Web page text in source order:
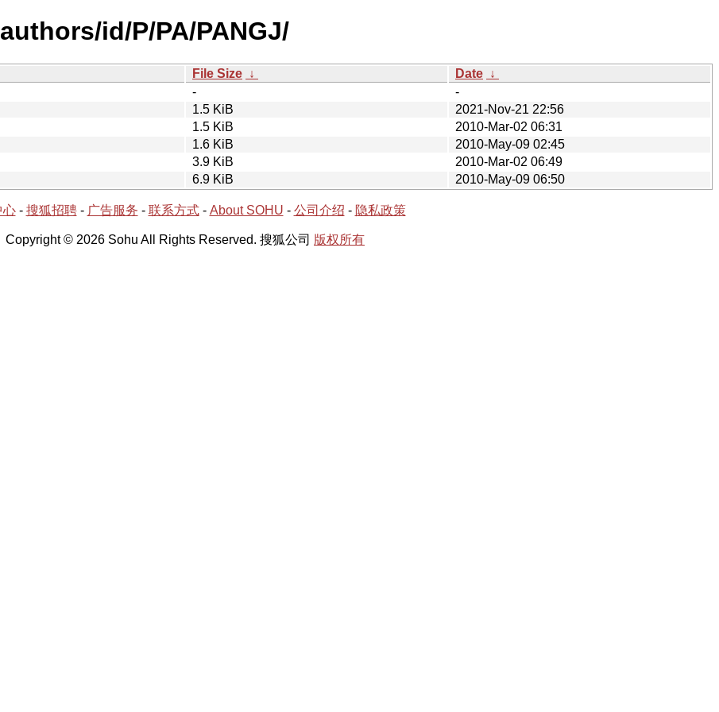
id/P/PA/PANGJ/
File Size ↓ Date ↓
-
-
1.5 KiB
2021-Nov-21 22:56
1.5 KiB
2010-Mar-02 06:31
1.6 KiB
2010-May-09 02:45
3.9 KiB
2010-Mar-02 06:49
6.9 KiB 2010-May-09 06:50
心- 搜狐招聘- 广告服务 - 联系方式- About SOHU - 公司介绍 - 隐私政策
Copyright © 2026 Sohu All Rights Reserved. 搜狐公司 版权所有